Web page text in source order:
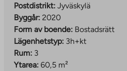
Postdistrikt: Jyväskylä
Byggår: 2020
Form av boende: Bostadsrätt
Lägenhetstyp: 3h+kt
Rum: 3
Ytarea: 60,5 m²